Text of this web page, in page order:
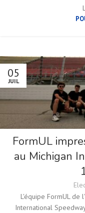
05
JUIL
FormUL
au Michigan
L'équipe FormUL de
International